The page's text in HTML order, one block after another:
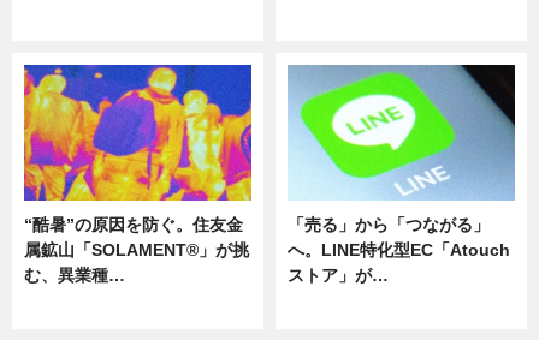
“酷暑”の原因を防ぐ。住友金
属鉱山「SOLAMENT®」が挑
む、異業種…
「売る」から「つながる」
へ。LINE特化型EC「Atouch
ストア」が…